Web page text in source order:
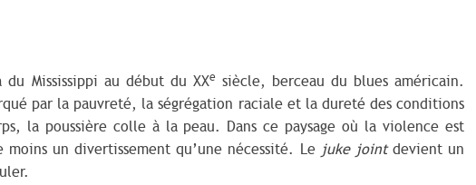
Mississippi au début du XXesiècle, berceau du blues américain.
par la pauvreté, la ségrégation raciale et la dureté des conditions
la poussière colle à la peau. Dans ce paysage où la violence est
moins un divertissement qu’une nécessité. Le juke jointdevient un